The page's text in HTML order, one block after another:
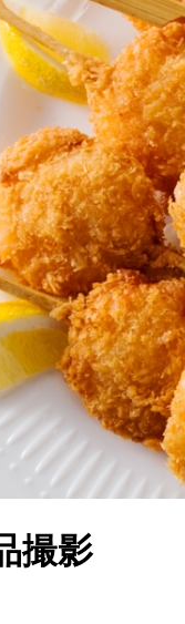
撮影